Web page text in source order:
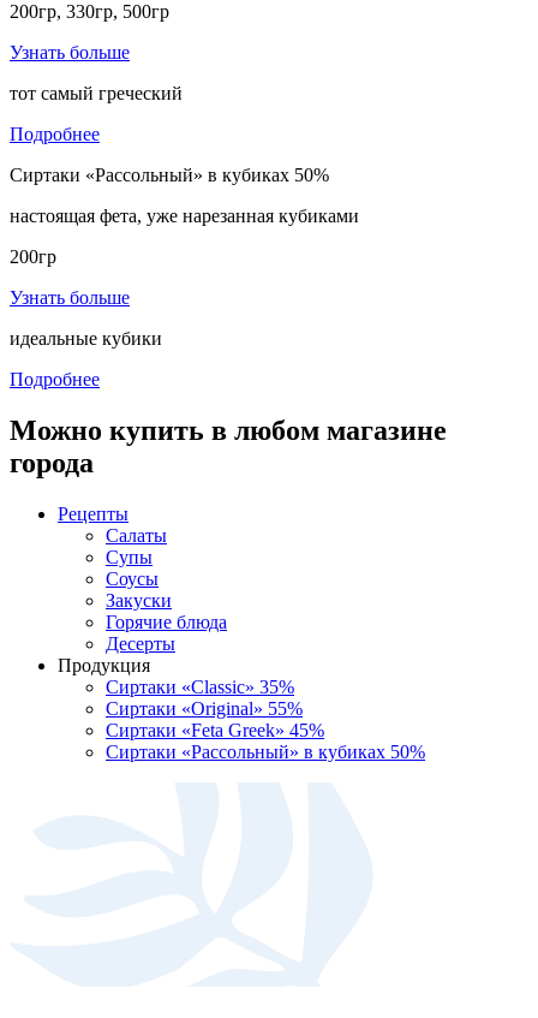
200гр, 330гр, 500гр
Узнать больше
тот самый греческий
Подробнее
Сиртаки «Рассольный» в кубиках 50%
настоящая фета, уже нарезанная кубиками
200гр
Узнать больше
идеальные кубики
Подробнее
Можно купить в любом магазине
города
Рецепты
Салаты
Супы
Соусы
Закуски
Горячие блюда
Десерты
Продукция
Сиртаки «Classic» 35%
Сиртаки «Original» 55%
Сиртаки «Feta Greek» 45%
Сиртаки «Рассольный» в кубиках 50%